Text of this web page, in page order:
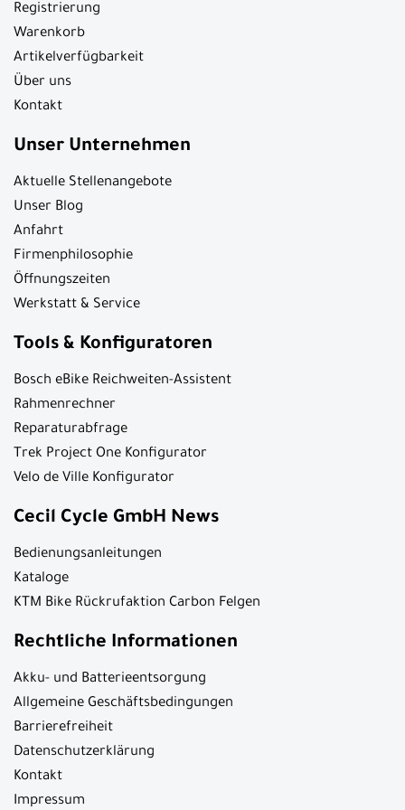
Registrierung
Warenkorb
Artikelverfügbarkeit
Über uns
Kontakt
Unser Unternehmen
Aktuelle Stellenangebote
Unser Blog
Anfahrt
Firmenphilosophie
Öffnungszeiten
Werkstatt & Service
Tools & Konfiguratoren
Bosch eBike Reichweiten-Assistent
Rahmenrechner
Reparaturabfrage
Trek Project One Konfigurator
Velo de Ville Konfigurator
Cecil Cycle GmbH News
Bedienungsanleitungen
Kataloge
KTM Bike Rückrufaktion Carbon Felgen
Rechtliche Informationen
Akku- und Batterieentsorgung
Allgemeine Geschäftsbedingungen
Barrierefreiheit
Datenschutzerklärung
Kontakt
Impressum